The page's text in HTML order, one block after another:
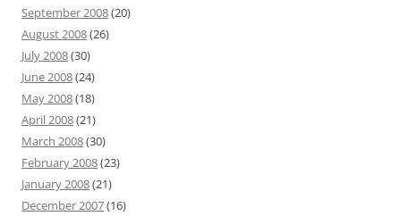
September 2008(20)
August 2008(26)
July 2008(30)
June 2008(24)
May 2008(18)
April 2008(21)
March 2008(30)
February 2008(23)
January 2008(21)
December 2007(16)